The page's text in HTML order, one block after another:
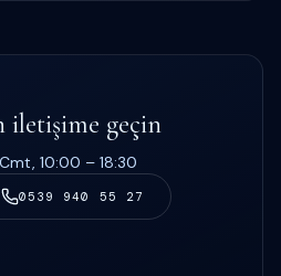
iletişime geçin
10:00 – 18:30
0539 940 55 27